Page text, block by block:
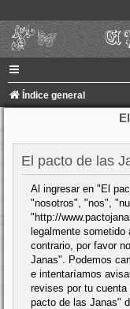
Índice general
El pacto de las
Al ingresar en "El
"nosotros", "nos",
"http://
legalmente
contrario, por favor
Janas". Podemos
e intentaríamos
revises por tu
pacto de las Janas"